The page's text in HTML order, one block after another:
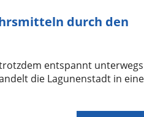
durch den
entspannt unterwegs
die Lagunenstadt in eine